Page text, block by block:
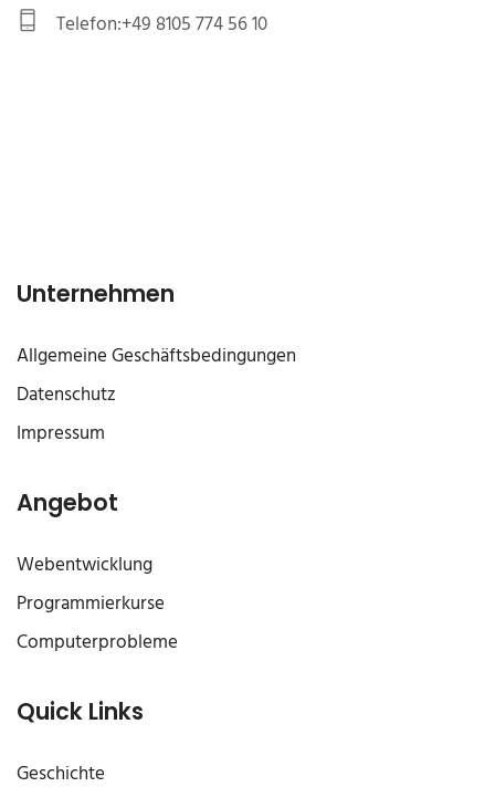
Telefon:+49 8105 774 56 10
Unternehmen
Allgemeine Geschäftsbedingungen
Datenschutz
Impressum
Angebot
Webentwicklung
Programmierkurse
Computerprobleme
Quick Links
Geschichte